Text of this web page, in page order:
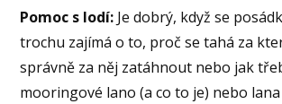
Pomoc s lodí: Je dobrý, když se
trochu zajímá o to, proč se tahá za
správně za něj zatáhnout nebo jak
mooringové lano (a co to je) nebo lana